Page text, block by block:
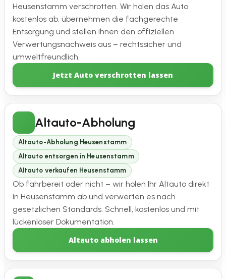
Heusenstamm verschrotten. Wir holen das Auto
kostenlos ab, übernehmen die fachgerechte
Entsorgung und stellen Ihnen den offiziellen
Verwertungsnachweis aus – rechtssicher und
umweltfreundlich.
Jetzt Auto verschrotten lassen
Altauto-Abholung
Altauto-Abholung Heusenstamm
Altauto entsorgen in Heusenstamm
Altauto verkaufen Heusenstamm
Ob fahrbereit oder nicht – wir holen Ihr Altauto direkt
in Heusenstamm ab und verwerten es nach
gesetzlichen Standards. Schnell, kostenlos und mit
lückenloser Dokumentation.
Altauto abholen lassen